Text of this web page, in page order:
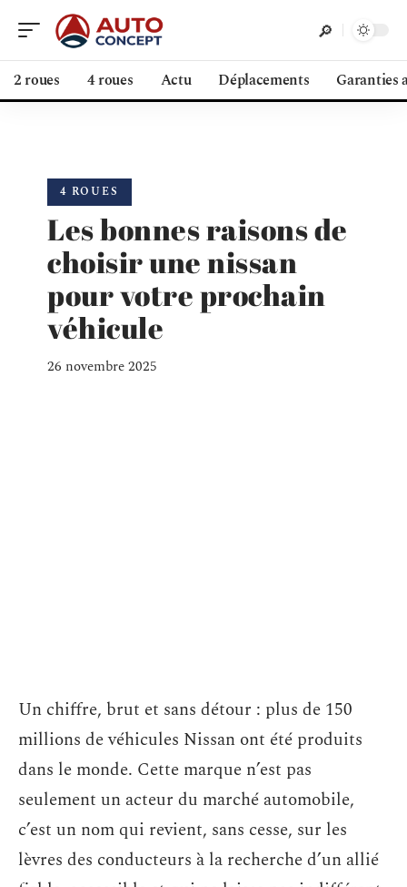
2 roues 4 roues Actu Déplacements Garanties
4 ROUES
Les bonnes raisons de
choisir une nissan
pour votre prochain
véhicule
26 novembre 2025
Un chiffre, brut et sans détour : plus de 150
millions de véhicules Nissan ont été produits
dans le monde. Cette marque n’est pas
seulement un acteur du marché automobile,
c’est un nom qui revient, sans cesse, sur les
lèvres des conducteurs à la recherche d’un allié